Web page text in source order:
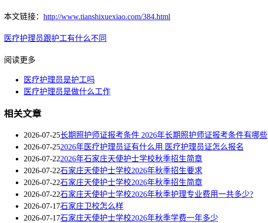
本文链接： http://www.tianshixuexiao.com/384.html
医疗护理员跟护工有什么不同
阅读更多
医疗护理员是护工吗
医疗护理员是做什么工作
相关文章
2026-07-25长期照护师证报考条件 2026年长期照护师证报考条件有哪些
2026-07-252026年医疗护理员证有什么用 医疗护理员证怎么报名
2026-07-222026年石家庄天使护士学校秋季招生简章
2026-07-22石家庄天使护士学校2026年秋季招生要求
2026-07-22石家庄天使护士学校2026年秋季招生简章
2026-07-22石家庄天使护士学校2026年秋季护理专业费用一共多少?
2026-07-17石家庄卫校怎么样
2026-07-17石家庄天使护士学校2026年秋季学费一年多少